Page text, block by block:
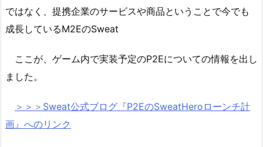
ではなく、提携企業のサービスや商品ということで今でも
成長しているM2EのSweat
ここが、ゲーム内で実装予定のP2Eについての情報を出し
ました。
＞＞＞Sweat公式ブログ『P2EのSweatHeroローンチ計
画』へのリンク